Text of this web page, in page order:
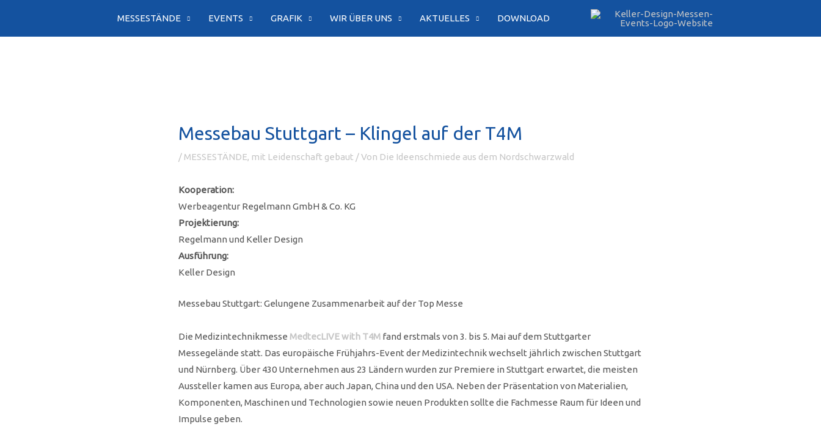
MESSESTÄNDE EVENTS GRAFIK WIR ÜBER UNS AKTUELLES DOWNLOAD
Messebau Stuttgart – Klingel auf der T4M
/ MESSESTÄNDE, mit Leidenschaft gebaut / Von Die Ideenschmiede aus dem Nordschwarzwald
Kooperation:
Werbeagentur Regelmann GmbH & Co. KG
Projektierung:
Regelmann und Keller Design
Ausführung:
Keller Design
Messebau Stuttgart: Gelungene Zusammenarbeit auf der Top Messe
Die Medizintechnikmesse MedtecLIVE with T4M fand erstmals von 3. bis 5. Mai auf dem Stuttgarter
Messegelände statt. Das europäische Frühjahrs-Event der Medizintechnik wechselt jährlich zwischen Stuttgart
und Nürnberg. Über 430 Unternehmen aus 23 Ländern wurden zur Premiere in Stuttgart erwartet, die meisten
Aussteller kamen aus Europa, aber auch Japan, China und den USA. Neben der Präsentation von Materialien,
Komponenten, Maschinen und Technologien sowie neuen Produkten sollte die Fachmesse Raum für Ideen und
Impulse geben.